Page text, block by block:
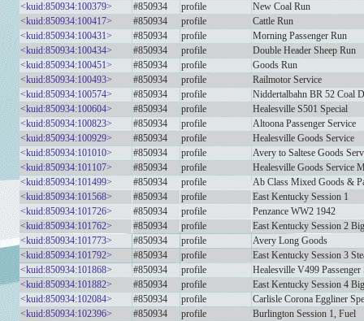
<kuid:850934:100379>
#850934 profile
New Coal Run
<kuid:850934:100417>
#850934 profile
Cattle Run
<kuid:850934:100431>
#850934 profile
Morning Passenger Run
<kuid:850934:100434>
#850934 profile
Double Header Sheep Run
<kuid:850934:100451>
#850934 profile
Goods Run
<kuid:850934:100493>
#850934 profile
Railmotor Service
<kuid:850934:100574>
#850934 profile
Niddertalbahn BR 52 Coal
<kuid:850934:100604>
#850934 profile
Healesville S501 Special
<kuid:850934:100823>
#850934 profile
Altoona Passenger Service
<kuid:850934:100929>
#850934 profile
Healesville Goods Service
<kuid:850934:101010>
#850934 profile
Avery to Saltese Goods
<kuid:850934:101107>
#850934 profile
Healesville Goods Service
<kuid:850934:101499>
#850934 profile
Ab Class Mixed Goods &
<kuid:850934:101568>
#850934 profile
East Kentucky Session 1
<kuid:850934:101726>
#850934 profile
Penzance WW2 1942
<kuid:850934:101762>
#850934 profile
East Kentucky Session 2
<kuid:850934:101773>
#850934 profile
Avery Long Goods
<kuid:850934:101792>
#850934 profile
East Kentucky Session 3
<kuid:850934:101868>
#850934 profile
Healesville V499 Passenger
<kuid:850934:101882>
#850934 profile
East Kentucky Session 4
<kuid:850934:102084>
#850934 profile
Carlisle Corona Eggliner
<kuid:850934:102396>
#850934 profile
Burlington Session 1, Fuel